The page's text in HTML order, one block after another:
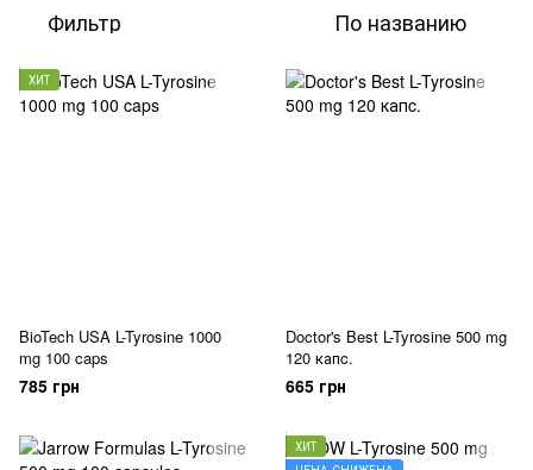
Фильтр По названию
ХИТ
BioTech USA L-Tyrosine 1000
mg 100 caps
785 грн
Doctor's Best L-Tyrosine 500 mg
120 капc.
665 грн
ХИТ